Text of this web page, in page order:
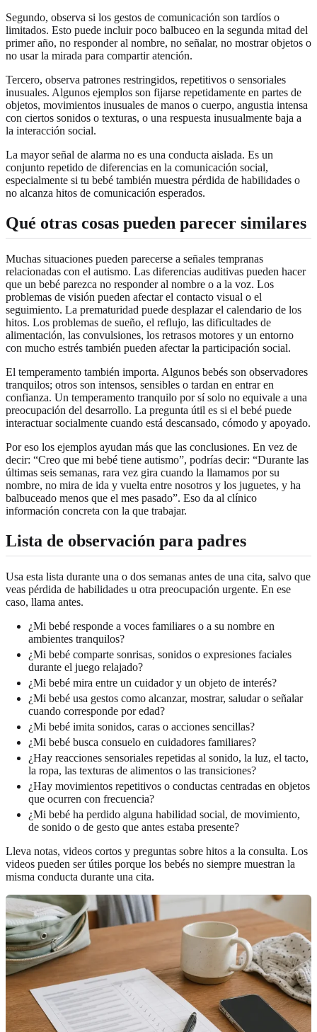
Segundo, observa si los gestos de comunicación son tardíos o
limitados. Esto puede incluir poco balbuceo en la segunda mitad del
primer año, no responder al nombre, no señalar, no mostrar objetos o
no usar la mirada para compartir atención.
Tercero, observa patrones restringidos, repetitivos o sensoriales
inusuales. Algunos ejemplos son fijarse repetidamente en partes de
objetos, movimientos inusuales de manos o cuerpo, angustia intensa
con ciertos sonidos o texturas, o una respuesta inusualmente baja a
la interacción social.
La mayor señal de alarma no es una conducta aislada. Es un
conjunto repetido de diferencias en la comunicación social,
especialmente si tu bebé también muestra pérdida de habilidades o
no alcanza hitos de comunicación esperados.
Qué otras cosas pueden parecer similares
Muchas situaciones pueden parecerse a señales tempranas
relacionadas con el autismo. Las diferencias auditivas pueden hacer
que un bebé parezca no responder al nombre o a la voz. Los
problemas de visión pueden afectar el contacto visual o el
seguimiento. La prematuridad puede desplazar el calendario de los
hitos. Los problemas de sueño, el reflujo, las dificultades de
alimentación, las convulsiones, los retrasos motores y un entorno
con mucho estrés también pueden afectar la participación social.
El temperamento también importa. Algunos bebés son observadores
tranquilos; otros son intensos, sensibles o tardan en entrar en
confianza. Un temperamento tranquilo por sí solo no equivale a una
preocupación del desarrollo. La pregunta útil es si el bebé puede
interactuar socialmente cuando está descansado, cómodo y apoyado.
Por eso los ejemplos ayudan más que las conclusiones. En vez de
decir: “Creo que mi bebé tiene autismo”, podrías decir: “Durante las
últimas seis semanas, rara vez gira cuando la llamamos por su
nombre, no mira de ida y vuelta entre nosotros y los juguetes, y ha
balbuceado menos que el mes pasado”. Eso da al clínico
información concreta con la que trabajar.
Lista de observación para padres
Usa esta lista durante una o dos semanas antes de una cita, salvo que
veas pérdida de habilidades u otra preocupación urgente. En ese
caso, llama antes.
¿Mi bebé responde a voces familiares o a su nombre en
ambientes tranquilos?
¿Mi bebé comparte sonrisas, sonidos o expresiones faciales
durante el juego relajado?
¿Mi bebé mira entre un cuidador y un objeto de interés?
¿Mi bebé usa gestos como alcanzar, mostrar, saludar o señalar
cuando corresponde por edad?
¿Mi bebé imita sonidos, caras o acciones sencillas?
¿Mi bebé busca consuelo en cuidadores familiares?
¿Hay reacciones sensoriales repetidas al sonido, la luz, el tacto,
la ropa, las texturas de alimentos o las transiciones?
¿Hay movimientos repetitivos o conductas centradas en objetos
que ocurren con frecuencia?
¿Mi bebé ha perdido alguna habilidad social, de movimiento,
de sonido o de gesto que antes estaba presente?
Lleva notas, videos cortos y preguntas sobre hitos a la consulta. Los
videos pueden ser útiles porque los bebés no siempre muestran la
misma conducta durante una cita.